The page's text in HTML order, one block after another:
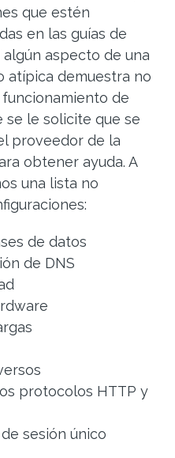
que estén
en las guías de
aspecto de una
atípica demuestra no
de
se le solicite que se
proveedor de la
obtener ayuda. A
una lista no
de datos
de DNS
protocolos HTTP y
sesión único